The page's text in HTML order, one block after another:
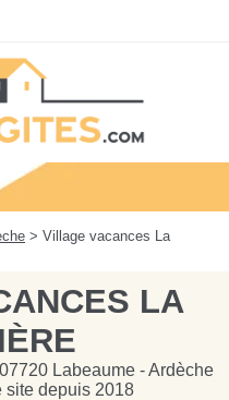
> Village vacances La
LA
Labeaume - Ardèche
site depuis 2018